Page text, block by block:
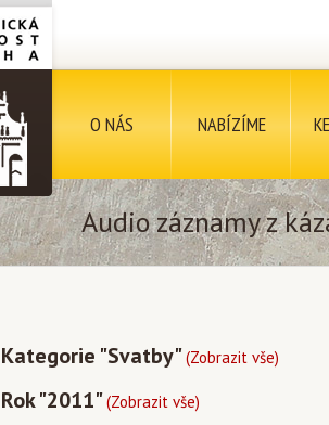
O NÁS NABÍZÍME
Audio záznamy z
Kategorie "Svatby"(Zobrazit vše)
Rok "2011"(Zobrazit vše)